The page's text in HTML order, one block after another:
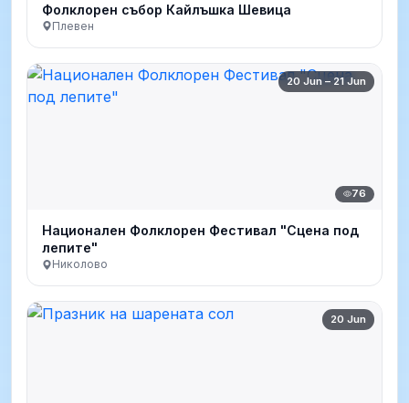
Фолклорен събор Кайлъшка Шевица
Плевен
20 Jun – 21 Jun
76
Национален Фолклорен Фестивал "Сцена под
лепите"
Николово
20 Jun